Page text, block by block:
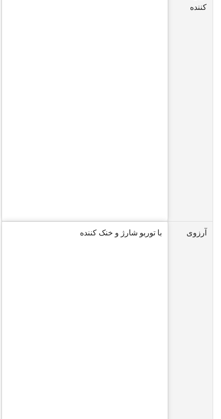
کننده
آرزوی با توربو شارژ و خنک کننده